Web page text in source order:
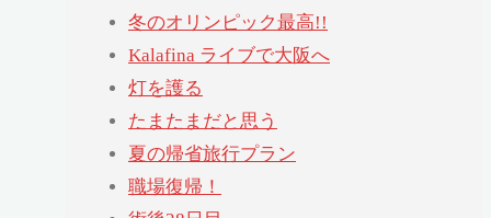
冬のオリンピック最高!!
Kalafina ライブで大阪へ
灯を護る
たまたまだと思う
夏の帰省旅行プラン
職場復帰！